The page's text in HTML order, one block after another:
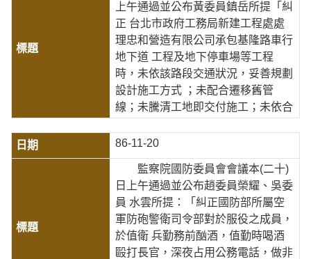
上午通過並公布黃委員鎮岳所提「糾
正 台北市政府工務局新建工程處處
理忠和營造有限公司承包基隆路車行
地下道 工程及地下停車場等工程
時，未依該路段交通狀況，妥善規劃
設計施工方式 ；未配合遷移舊管
線；未騰清工地即交付施工；未依合
86-11-20
監察院國防委員會會議本(二十)
日上午通過並公布趙委員榮耀、吳委
員 水雲所提：「糾正國防部所屬空
軍防砲警衛司令部對於服役之成員，
於值衛 兵勤務前酗酒，值勤時喝酒
毆打長官，深夜占用公務電話，做非